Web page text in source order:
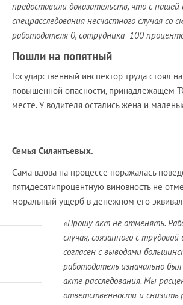
предоставили доказательств, что с
спецрасследования несчастного случая
работодателя 0, сотрудника 100
Пошли на попятный
Государственный инспектор труда стоял
повышенной опасности, принадлежащем
месте. У водителя остались жена и
Семья Силантьевых.
Сама вдова на процессе поражалась
пятидесятипроцентную виновность не
моральный ущерб в денежном его
«Прошу акт не отменять.
случая, связанного с
согласен с выводами
работодатель изначально
акте расследования. Мы
ответственности и снизить